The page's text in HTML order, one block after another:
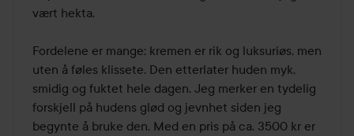
vært hekta.
Fordelene er mange: kremen er rik og luksuriøs, men
uten å føles klissete. Den etterlater huden myk,
smidig og fuktet hele dagen. Jeg merker en tydelig
forskjell på hudens glød og jevnhet siden jeg
begynte å bruke den. Med en pris på ca. 3500 kr er